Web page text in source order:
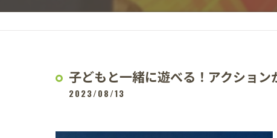
子どもと一緒に遊べる！アクション
2023/08/13